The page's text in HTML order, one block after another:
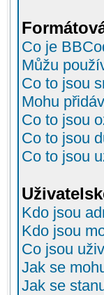
Co je
Můžu
Co to jsou
Mohu
Co to jsou
Co to jsou
Co to jsou
Kdo jsou
Kdo jsou
Co jsou
Jak se
Jak se